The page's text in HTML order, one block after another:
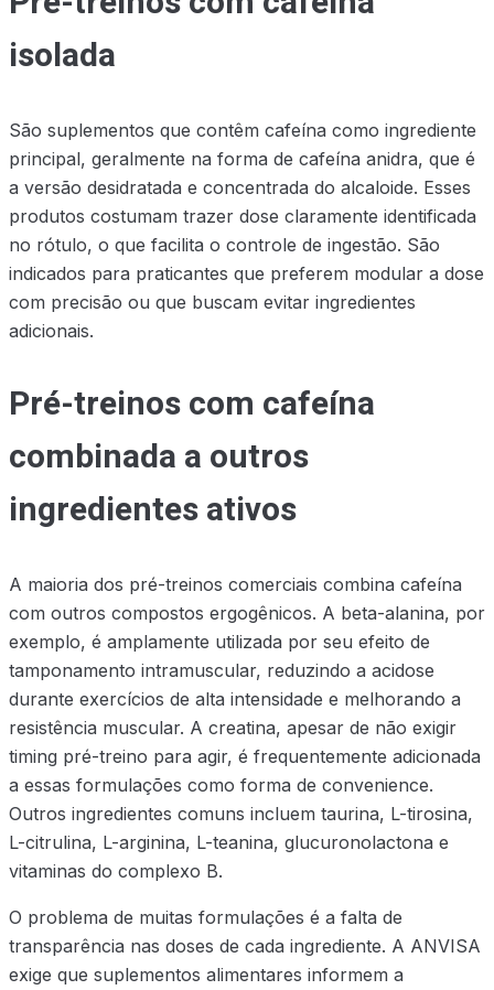
isolada
São suplementos que contêm cafeína como ingrediente
principal, geralmente na forma de cafeína anidra, que é
a versão desidratada e concentrada do alcaloide. Esses
produtos costumam trazer dose claramente identificada
no rótulo, o que facilita o controle de ingestão. São
indicados para praticantes que preferem modular a dose
com precisão ou que buscam evitar ingredientes
adicionais.
Pré-treinos com cafeína
combinada a outros
ingredientes ativos
A maioria dos pré-treinos comerciais combina cafeína
com outros compostos ergogênicos. A beta-alanina, por
exemplo, é amplamente utilizada por seu efeito de
tamponamento intramuscular, reduzindo a acidose
durante exercícios de alta intensidade e melhorando a
resistência muscular. A creatina, apesar de não exigir
timing pré-treino para agir, é frequentemente adicionada
a essas formulações como forma de convenience.
Outros ingredientes comuns incluem taurina, L-tirosina,
L-citrulina, L-arginina, L-teanina, glucuronolactona e
vitaminas do complexo B.
O problema de muitas formulações é a falta de
transparência nas doses de cada ingrediente. A ANVISA
exige que suplementos alimentares informem a